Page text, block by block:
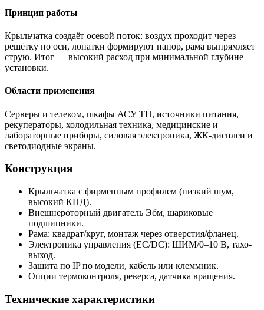
Принцип работы
Крыльчатка создаёт осевой поток: воздух проходит через
решётку по оси, лопатки формируют напор, рама выпрямляет
струю. Итог — высокий расход при минимальной глубине
установки.
Области применения
Серверы и телеком, шкафы АСУ ТП, источники питания,
рекуператоры, холодильная техника, медицинские и
лабораторные приборы, силовая электроника, ЖК-дисплеи и
светодиодные экраны.
Конструкция
Крыльчатка с фирменным профилем (низкий шум,
высокий КПД).
Внешнероторный двигатель Эбм, шариковые
подшипники.
Рама: квадрат/круг, монтаж через отверстия/фланец.
Электроника управления (EC/DC): ШИМ/0–10 В, тахо-
выход.
Защита по IP по модели, кабель или клеммник.
Опции термоконтроля, реверса, датчика вращения.
Технические характеристики